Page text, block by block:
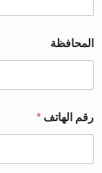
المحافظة
رقم الهاتف *